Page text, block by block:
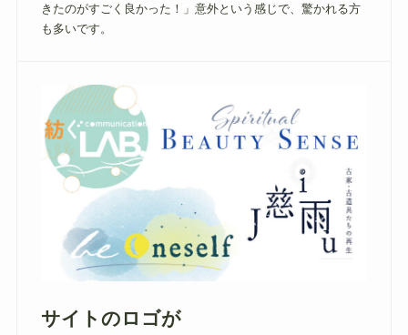
きたのがすごく良かった！」意外という感じで、驚かれる方
も多いです。
サイトの ロゴが